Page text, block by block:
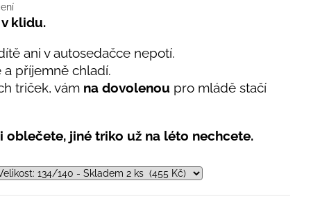
klidu.
ani v autosedačce nepotí.
a příjemně chladí.
triček, vám na dovolenou pro mládě stačí
jiné triko už na léto nechcete.